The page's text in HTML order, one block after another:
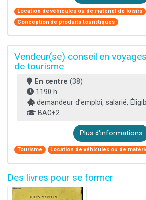
Location de véhicules ou de matériel de loisirs
Conception de produits touristiques
Vendeur(se) conseil en
de tourisme
En centre (38)
1190 h
demandeur d’emploi, salarié,
BAC+2
Plus d'informations
Tourisme Location de véhicules ou de
Des livres pour se former